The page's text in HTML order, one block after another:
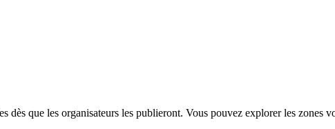
que les organisateurs les publieront. Vous pouvez explorer les zones